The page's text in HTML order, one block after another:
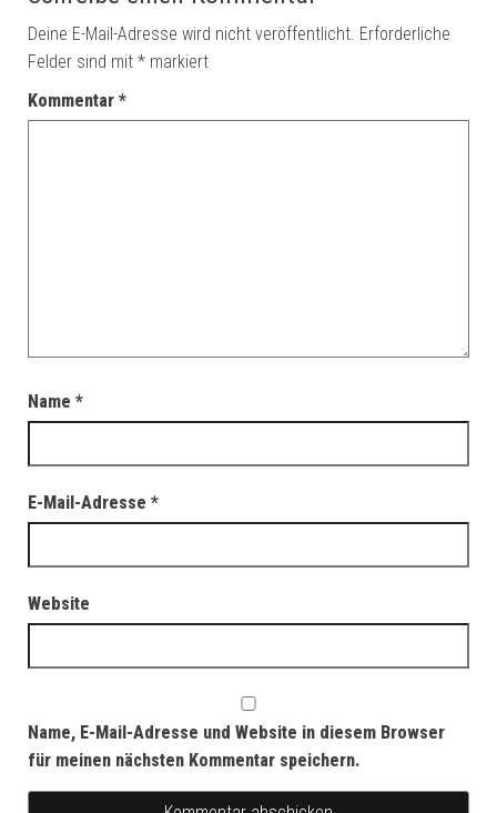
Deine E-Mail-Adresse wird nicht veröffentlicht. Erforderliche
Felder sind mit * markiert
Kommentar *
Name *
E-Mail-Adresse *
Website
Name, E-Mail-Adresse und Website in diesem Browser
für meinen nächsten Kommentar speichern.